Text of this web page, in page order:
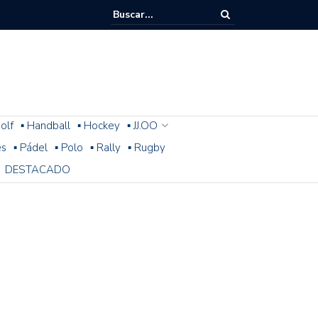
▪ Handball ▪ Hockey ▪ JJ.OO
▪ Pádel ▪ Polo ▪ Rally ▪ Rugby
DESTACADO